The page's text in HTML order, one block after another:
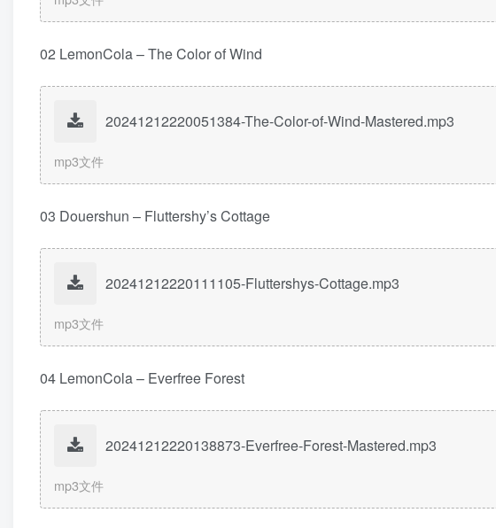
02 LemonCola – The Color of Wind
20241212220051384-The-Color-of-Wind-Mastered.mp3
mp3文件
03 Douershun – Fluttershy’s Cottage
20241212220111105-Fluttershys-Cottage.mp3
mp3文件
04 LemonCola – Everfree Forest
20241212220138873-Everfree-Forest-Mastered.mp3
mp3文件